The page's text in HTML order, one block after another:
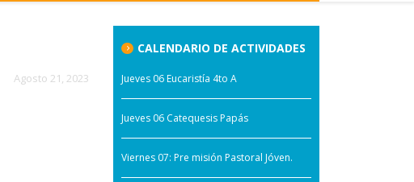
Agosto 21, 2023
CALENDARIO DE ACTIVIDADES
Jueves 06 Eucaristía 4to A
Jueves 06 Catequesis Papás
Viernes 07: Pre misión Pastoral Jóven.